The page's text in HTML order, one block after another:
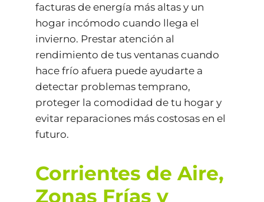
facturas de energía más altas y un
hogar incómodo cuando llega el
invierno. Prestar atención al
rendimiento de tus ventanas cuando
hace frío afuera puede ayudarte a
detectar problemas temprano,
proteger la comodidad de tu hogar y
evitar reparaciones más costosas en el
futuro.
Corrientes de Aire,
Zonas Frías y